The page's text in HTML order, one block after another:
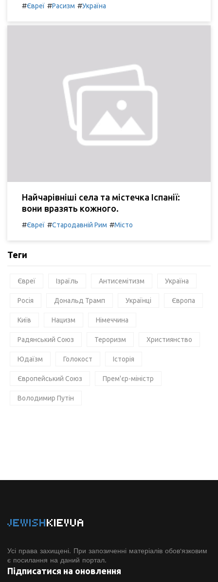
#Євреї #Расизм #Україна
Найчарівніші села та містечка Іспанії:
вони вразять кожного.
#Євреї #Стародавній Рим #Місто
Теги
Євреї Ізраїль Антисемітизм Україна
Росія Дональд Трамп Українці Європа
Київ Нацизм Німеччина
Радянський Союз Тероризм Християнство
Юдаїзм Голокост Історія
Європейський Союз Прем'єр-міністр
Володимир Путін
JEWISHKIEVUA
Усі права захищені. При запозиченні матеріалів обов'язковим
є посилання на даний портал.
Підписатися на оновлення